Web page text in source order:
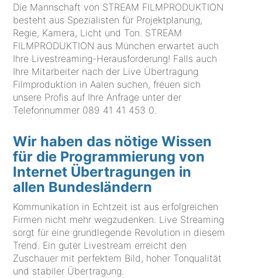
Die Mannschaft von STREAM FILMPRODUKTION
besteht aus Spezialisten für Projektplanung,
Regie, Kamera, Licht und Ton. STREAM
FILMPRODUKTION aus München erwartet auch
Ihre Livestreaming-Herausforderung! Falls auch
Ihre Mitarbeiter nach der Live Übertragung
Filmproduktion in Aalen suchen, freuen sich
unsere Profis auf Ihre Anfrage unter der
Telefonnummer 089 41 41 453 0
Wir haben das nötige Wissen
für die Programmierung von
Internet Übertragungen in
allen Bundesländern
Kommunikation in Echtzeit ist aus erfolgreichen
Firmen nicht mehr wegzudenken. Live Streaming
sorgt für eine grundlegende Revolution in diesem
Trend. Ein guter Livestream erreicht den
Zuschauer mit perfektem Bild, hoher Tonqualität
und stabiler Übertragung.